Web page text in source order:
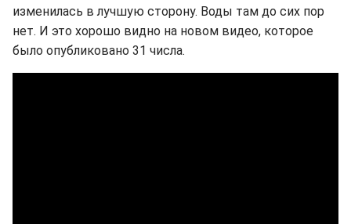
изменилась в лучшую сторону. Воды там до сих пор
нет. И это хорошо видно на новом видео, которое
было опубликовано 31 числа.